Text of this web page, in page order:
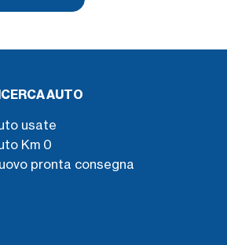
AUTO
usate
Km 0
pronta consegna